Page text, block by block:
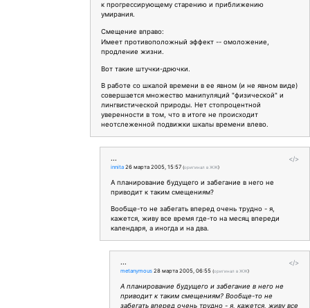
к прогрессирующему старению и приближению
умирания.
Смещение вправо:
Имеет противоположный эффект -- омоложение,
продление жизни.
Вот такие штучки-дрючки.
В работе со шкалой времени в ее явном (и не явном виде)
совершается множество манипуляций "физической" и
лингвистической природы. Нет стопроцентной
уверенности в том, что в итоге не происходит
неотслеженной подвижки шкалы времени влево.
</>
...
innita 26 марта 2005, 15:57 (оригинал в ЖЖ)
А планирование будущего и забегание в него не
приводит к таким смещениям?
Вообще-то не забегать вперед очень трудно - я,
кажется, живу все время где-то на месяц впереди
календаря, а иногда и на два.
</>
...
metanymous 28 марта 2005, 06:55 (оригинал в ЖЖ)
А планирование будущего и забегание в него не
приводит к таким смещениям? Вообще-то не
забегать вперед очень трудно - я, кажется, живу все